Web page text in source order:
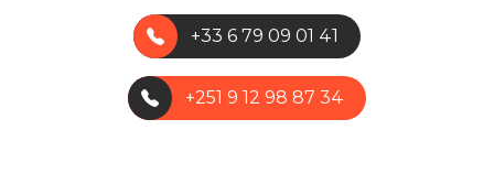
+33 6 79 09 01 41
+251 9 12 98 87 34